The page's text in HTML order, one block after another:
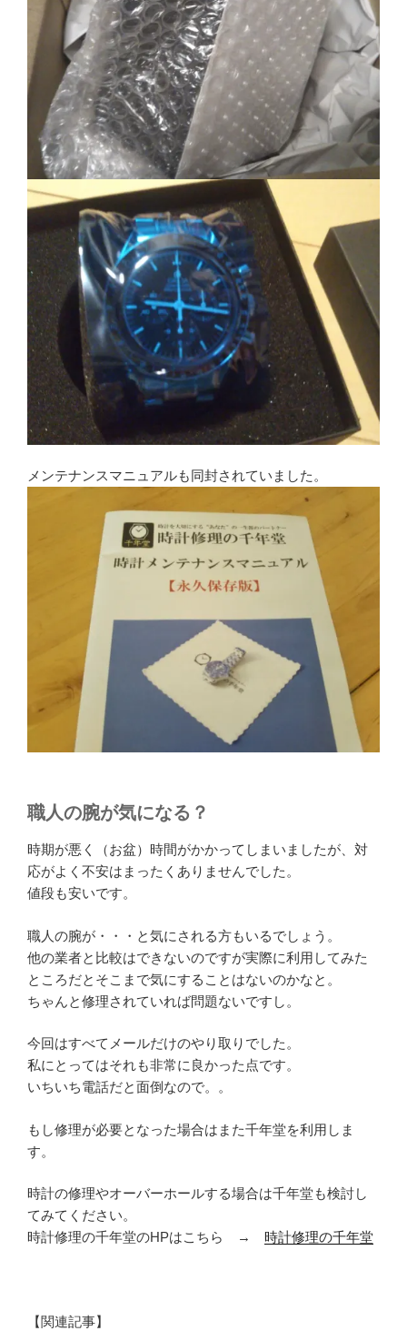
メンテナンスマニュアルも同封されていました。
職人の腕が気になる？
時期が悪く（お盆）時間がかかってしまいましたが、対
応がよく不安はまったくありませんでした。
値段も安いです。
職人の腕が・・・と気にされる方もいるでしょう。
他の業者と比較はできないのですが実際に利用してみた
ところだとそこまで気にすることはないのかなと。
ちゃんと修理されていれば問題ないですし。
今回はすべてメールだけのやり取りでした。
私にとってはそれも非常に良かった点です。
いちいち電話だと面倒なので。。
もし修理が必要となった場合はまた千年堂を利用しま
す。
時計の修理やオーバーホールする場合は千年堂も検討し
てみてください。
時計修理の千年堂のHPはこちら → 時計修理の千年堂
【関連記事】